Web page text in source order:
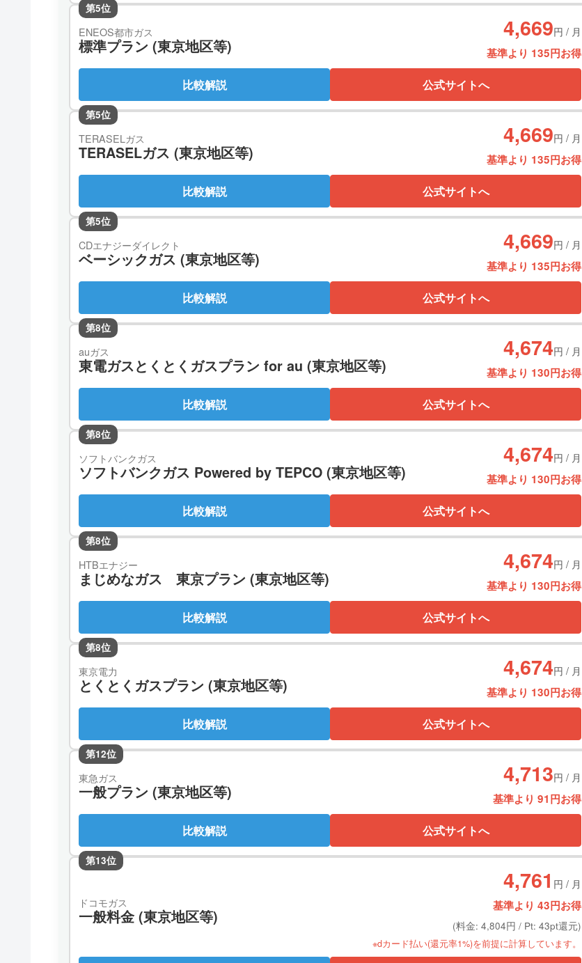
第5位
ENEOS都市ガス
標準プラン (東京地区等)
4,669円 / 月
基準より 135円お得
比較解説 公式サイトへ
第5位
TERASELガス
TERASELガス (東京地区等)
4,669円 / 月
基準より 135円お得
比較解説 公式サイトへ
第5位
CDエナジーダイレクト
ベーシックガス (東京地区等)
4,669円 / 月
基準より 135円お得
比較解説 公式サイトへ
第8位
auガス
東電ガスとくとくガスプラン for au (東京地区等)
4,674円 / 月
基準より 130円お得
比較解説 公式サイトへ
第8位
ソフトバンクガス
ソフトバンクガス Powered by TEPCO (東京地区等)
4,674円 / 月
基準より 130円お得
比較解説 公式サイトへ
第8位
HTBエナジー
まじめなガス 東京プラン (東京地区等)
4,674円 / 月
基準より 130円お得
比較解説 公式サイトへ
第8位
東京電力
とくとくガスプラン (東京地区等)
4,674円 / 月
基準より 130円お得
比較解説 公式サイトへ
第12位
東急ガス
一般プラン (東京地区等)
4,713円 / 月
基準より 91円お得
比較解説 公式サイトへ
第13位
ドコモガス
一般料金 (東京地区等)
4,761 円 / 月
基準より 43円お得
(料金: 4,804円 / Pt: 43pt還元)
※dカード払い(還元率1%)を前提に計算しています。